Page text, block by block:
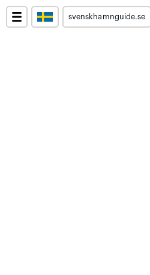
svenskhamnguide.se